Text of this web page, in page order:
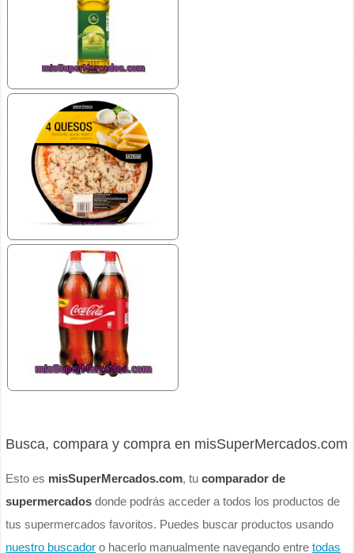
Busca, compara y compra en misSuperMercados.com
Esto es misSuperMercados.com, tucomparador de
supermercados donde podrás acceder a todos los productos de
tus supermercados favoritos. Puedes buscar productos usando
nuestro buscador o hacerlo manualmente navegando entretodas